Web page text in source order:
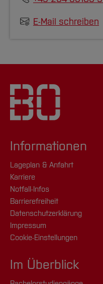
E-Mail schreiben
Informationen
Lageplan & Anfahrt
Karriere
Notfall-Infos
Barrierefreiheit
Datenschutzerklärung
Impressum
Cookie-Einstellungen
Im Überblick